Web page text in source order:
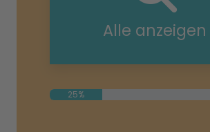
Alle anzeigen
25%